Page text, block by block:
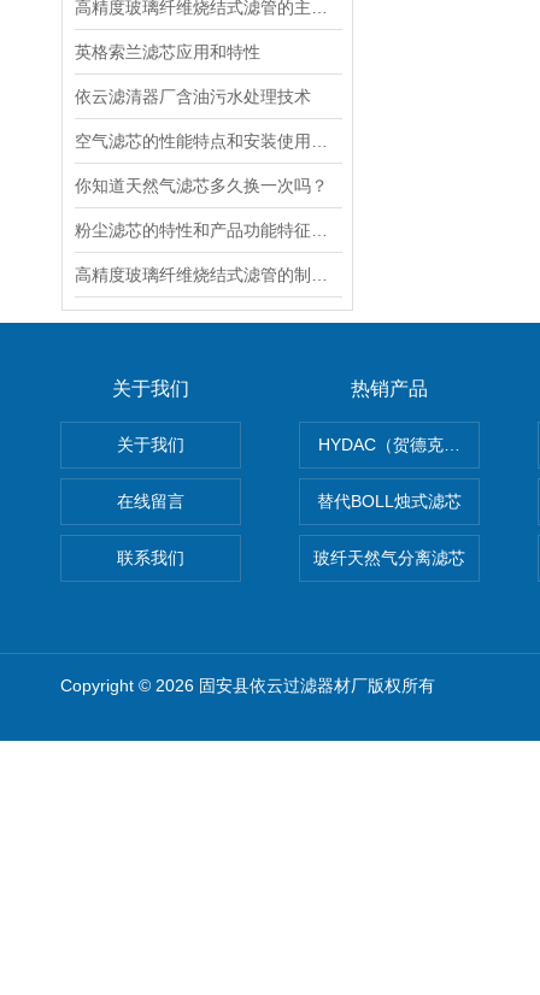
英格索兰滤芯应用和特性
依云滤清器厂含油污水处理技术
你知道天然气滤芯多久换一次吗？
关于我们
关于我们
在线留言
联系我们
热销产品
HYDAC（贺德克）滤芯
替代BOLL烛式滤芯
玻纤天然气分离滤芯
Copyright © 2026 固安县依云过滤器材厂版权所有